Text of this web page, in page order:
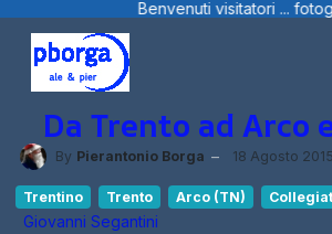
visitatori ... fotografie, filmini e ... dal
Da Trento ad Arco
By Pierantonio Borga 18 Agosto 2015
Trentino Trento Arco (TN)
Giovanni Segantini